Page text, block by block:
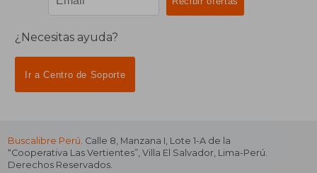
¿Necesitas ayuda?
Ir a Centro de Soporte
Buscalibre Perú. Calle 8, Manzana I, Lote 1-A de la
“Cooperativa Las Vertientes”, Villa El Salvador, Lima-Perú.
Derechos Reservados.